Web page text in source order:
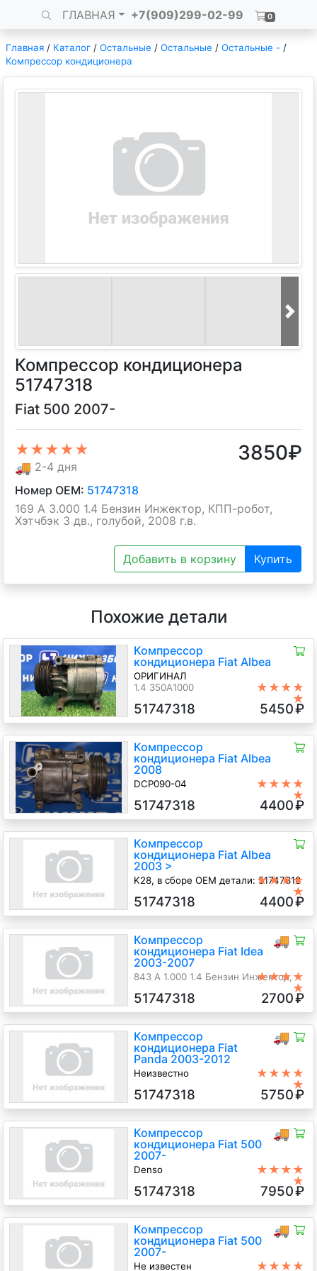
ГЛАВНАЯ +7(909)299-02-99 0
Главная / Каталог / Остальные / Остальные / Остальные - /
Компрессор кондиционера
Компрессор кондиционера
51747318
Fiat 500 2007-
★★★★★
🚚 2-4 дня
3850₽
Номер OEM: 51747318
169 A 3.000 1.4 Бензин Инжектор, КПП-робот,
Хэтчбэк 3 дв., голубой, 2008 г.в.
Добавить в корзину Купить
Похожие детали
Компрессор
кондиционера Fiat Albea
ОРИГИНАЛ
1.4 350A1000
★★★★
★
51747318 5450₽
Компрессор
кондиционера Fiat Albea
2008
DCP090-04
★★★★
★
51747318 4400₽
Компрессор
кондиционера Fiat Albea
2003 >
K28, в сборе OEM детали: 51747318
кондиционирования Фиат Альбеа
M13 1.4 8V, Серый, 2008 г.в.
★★★★
★
51747318 4400₽
🚚
Компрессор
кондиционера Fiat Idea
2003-2007
843 A 1.000 1.4 Бензин Инжектор,
КПП-робот, Минивэн, золотистый,
2004 г.в.
★★★★
★
51747318 2700₽
🚚
Компрессор
кондиционера Fiat
Panda 2003-2012
Неизвестно
188 A 4.000 1.2 Бензин Инжектор, 5-
ст.мех., Хэтчбэк 5 дв., черный, 2009
г.в.
★★★★
★
51747318 5750₽
🚚
Компрессор
кондиционера Fiat 500
2007-
Denso
169 A 4.000 1.2 Бензин Инжектор, 5-
ст.мех., Хэтчбэк 3 дв., белый, 2008
г.в.
★★★★
★
51747318 7950₽
🚚
Компрессор
кондиционера Fiat 500
2007-
Не известен
★★★★